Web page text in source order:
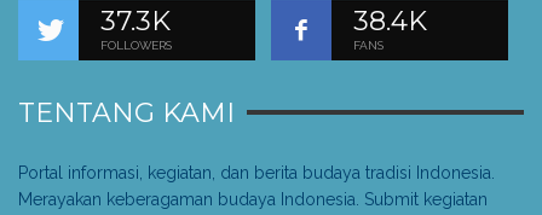
37.3K
FOLLOWERS
38.4K
FANS
TENTANG KAMI
Portal informasi, kegiatan, dan berita budaya tradisi Indonesia.
Merayakan keberagaman budaya Indonesia. Submit kegiatan